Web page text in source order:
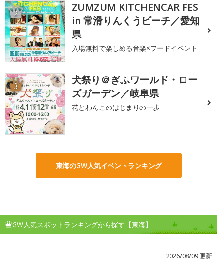
2
ZUMZUM KITCHENCAR FES
in 常滑りんくうビーチ／愛知
県
入場無料で楽しめる音楽×フードイベント
3
犬祭り＠ぎふワールド・ロー
ズガーデン／岐阜県
花とわんこのはじまりの一歩
東海のGW人気イベントランキング
GW人気スポットランキングから探す【東海】
2026/08/09 更新